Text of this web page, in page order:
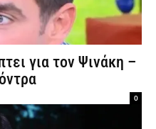
για τον Ψινάκη –
0